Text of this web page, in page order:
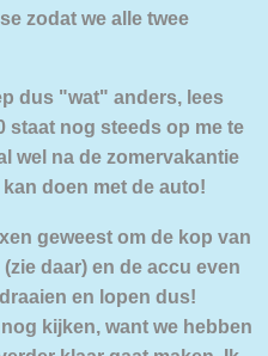
zodat we alle twee
dus "wat" anders, lees
staat nog steeds op me te
wel na de zomervakantie
doen met de auto!
geweest om de kop van
daar) en de accu even
en lopen dus!
kijken, want we hebben